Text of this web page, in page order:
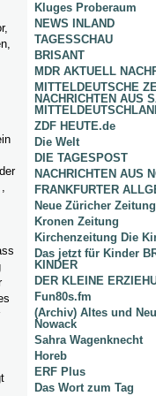
Kluges Proberaum
NEWS INLAND
TAGESSCHAU
BRISANT
MDR AKTUELL
MITTELDEUTSCHE
NACHRICHTEN AUS
ZDF HEUTE.de
Die Welt
DIE TAGESPOST
NACHRICHTEN AUS
FRANKFURTER
Neue Züricher Zeitung
Kronen Zeitung
Kirchenzeitung Die
Das jetzt für Kinder
KINDER
DER KLEINE
Fun80s.fm
(Archiv) Altes und
Nowack
Sahra Wagenknecht
Horeb
ERF Plus
Das Wort zum Tag